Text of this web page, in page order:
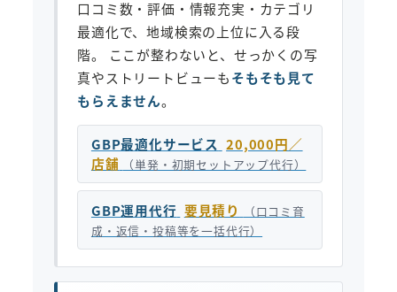
口コミ数・評価・情報充実・カテゴリ
最適化で、地域検索の上位に入る段
階。 ここが整わないと、せっかくの写
真やストリートビューもそもそも見て
もらえません。
GBP最適化サービス 20,000円／
店舗
（単発・初期セットアップ代行）
GBP運用代行 要見積り
（口コミ育
成・返信・投稿等を一括代行）